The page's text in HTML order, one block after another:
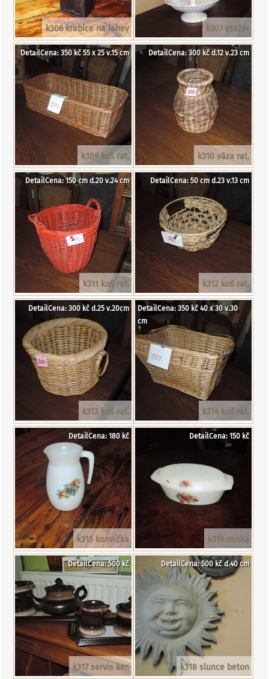
k306 krabice na lahev k307 etažér
k309 koš rat.
DetailCena: 350 kč 55 x 25 v.15 cm
k310 váza rat.
DetailCena: 300 kč d.12 v.23 cm
k311 koš rat.
DetailCena: 150 cm d.20 v.24 cm
k312 koš rat.
DetailCena: 50 cm d.23 v.13 cm
k313 koš rat.
DetailCena: 300 kč d.25 v.20cm
k314 koš rat.
DetailCena: 350 kč 40 x 30 v.30
cm
k315 konvička
DetailCena: 180 kč
k316 miska
DetailCena: 150 kč
k317 servis ker.
DetailCena: 500 kč
k318 slunce beton
DetailCena: 500 kč d.40 cm